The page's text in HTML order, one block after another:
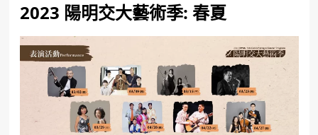
2023 陽明交大藝術季: 春夏